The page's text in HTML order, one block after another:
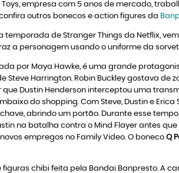
Toys, empresa com 5 anos de mercado,
outros bonecos e action figures da
temporada de Stranger Things da Netflix,
a personagem usando o uniforme da
por Maya Hawke, é uma grande
Steve Harrington. Robin Buckley gostava
que Dustin Henderson interceptou uma
do shopping. Com Steve, Dustin e
abrindo um portão. Durante esse
na batalha contra o Mind Flayer antes
empregos no Family Video. O boneco Q
figuras chibi feita pela Bandai Banpresto. A